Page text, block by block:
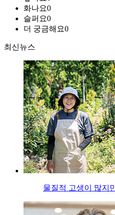
화나요0
슬퍼요0
더 궁금해요0
최신뉴스
물질적 고생이 많지